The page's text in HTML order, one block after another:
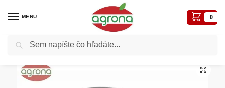
MENU 0
Domov Zavlažovací program / Bubon na stenu s hadicou 1/2″-20m, automatický biely s príslušenstvom